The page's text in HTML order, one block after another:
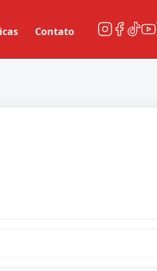
Contato